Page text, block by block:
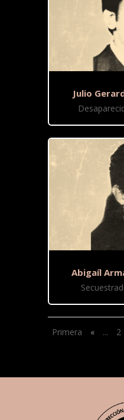
Julio
Abigaíl
Primera « ... 2